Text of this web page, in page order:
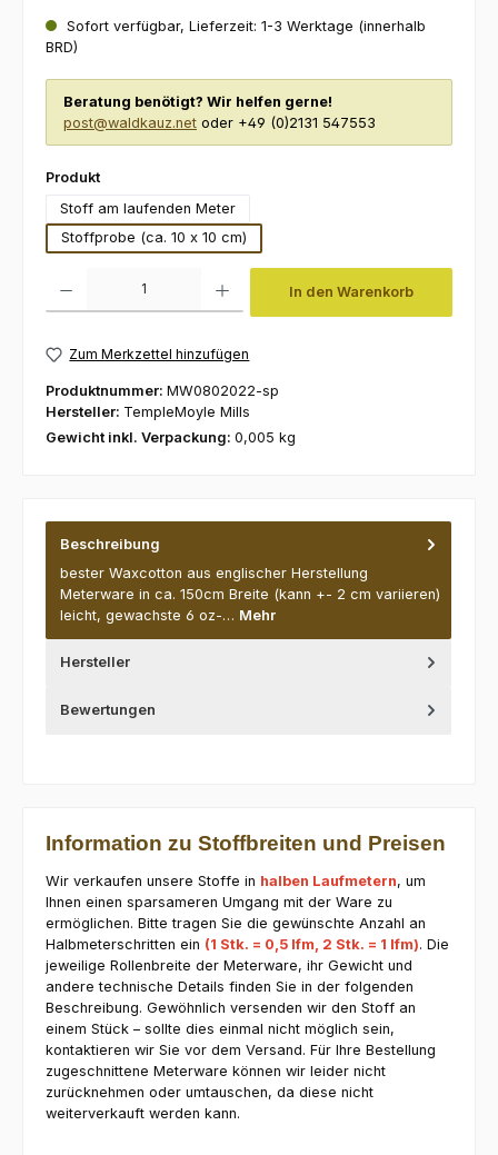
Sofort verfügbar, Lieferzeit: 1-3 Werktage (innerhalb
BRD)
Beratung benötigt? Wir helfen gerne!
post@waldkauz.net oder +49 (0)2131 547553
Produktauswählen
Stoff am laufenden Meter
Stoffprobe (ca. 10 x 10 cm)
In den Warenkorb
Zum Merkzettel hinzufügen
Produktnummer: MW0802022-sp
Hersteller: TempleMoyle Mills
Gewicht inkl. Verpackung: 0,005 kg
Beschreibung
bester Waxcotton aus englischer Herstellung
Meterware in ca. 150cm Breite (kann +- 2 cm variieren)
leicht, gewachste 6 oz-… Mehr
Hersteller
Bewertungen
Information zu Stoffbreiten und Preisen
Wir verkaufen unsere Stoffe in halben Laufmetern, um
Ihnen einen sparsameren Umgang mit der Ware zu
ermöglichen. Bitte tragen Sie die gewünschte Anzahl an
Halbmeterschritten ein (1 Stk. = 0,5 lfm, 2 Stk. = 1 lfm). Die
jeweilige Rollenbreite der Meterware, ihr Gewicht und
andere technische Details finden Sie in der folgenden
Beschreibung. Gewöhnlich versenden wir den Stoff an
einem Stück – sollte dies einmal nicht möglich sein,
kontaktieren wir Sie vor dem Versand. Für Ihre Bestellung
zugeschnittene Meterware können wir leider nicht
zurücknehmen oder umtauschen, da diese nicht
weiterverkauft werden kann.